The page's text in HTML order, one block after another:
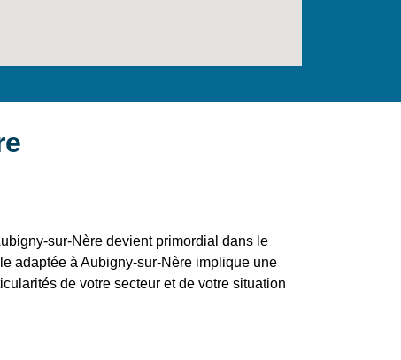
sur-Nère devient primordial dans le
adaptée à Aubigny-sur-Nère implique une
de votre secteur et de votre situation